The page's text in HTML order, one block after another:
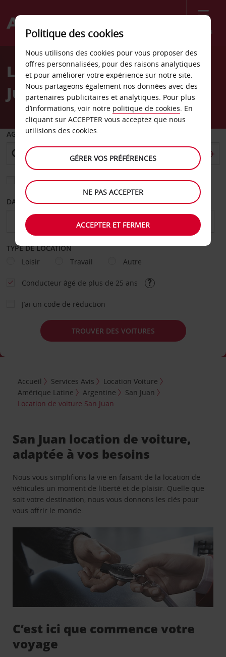
Menu
Welcome
AvisLocation de voiture San
Juan
AGENCE DE DÉPART
Sélectionnez une autre agence de retour
DATE DE DÉPART DATE DE RETOUR
TYPE DE LOCATION
Loisir
Travail Autre
Conducteur âgé de plus de 25 ans
J’ai un code de réduction
TROUVER DES VOITURES
Accueil Services Avis
Location Voiture
Amérique Latine
Argentine
San Juan
Location de voiture San Juan
San Juan location de voiture,
adaptée à vos besoins
Nous vous simplifions la vie en faisant de la location de
véhicules un moment de liberté et de plaisir. Quelle que
soit votre destination, nous vous donnons les clés pour
vous offrir le monde.
C’est ici que commence votre
voyage
Politique des cookies
Nous utilisons des cookies pour vous proposer des
offres personnalisées, pour des raisons analytiques
et pour améliorer votre expérience sur notre site.
Nous partageons également nos données avec des
partenaires publicitaires et analytiques. Pour plus
d’informations, voir notre politique de cookies. En
cliquant sur ACCEPTER vous acceptez que nous
utilisions des cookies.
GÉRER VOS PRÉFÉRENCES
NE PAS ACCEPTER
ACCEPTER ET FERMER